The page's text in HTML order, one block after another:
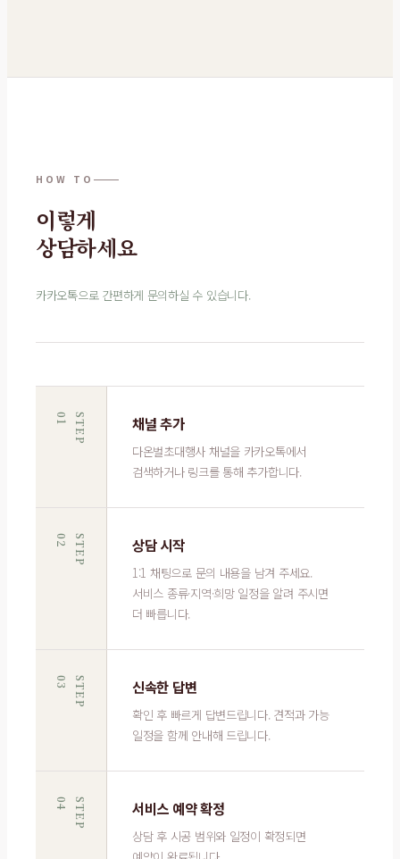
HOW TO
이렇게
상담하세요
카카오톡으로 간편하게 문의하실 수 있습니다.
S
T
E
P
0
1 채널 추가
다온벌초대행사 채널을 카카오톡에서
검색하거나 링크를 통해 추가합니다.
S
T
E
P
0
2 상담 시작
1:1 채팅으로 문의 내용을 남겨 주세요.
서비스 종류·지역·희망 일정을 알려 주시면
더 빠릅니다.
S
T
E
P
0
3 신속한 답변
확인 후 빠르게 답변드립니다. 견적과 가능
일정을 함께 안내해 드립니다.
S
T
E
P
0
4 서비스 예약 확정
상담 후 시공 범위와 일정이 확정되면